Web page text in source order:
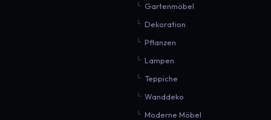
Gartenmöbel
Dekoration
Pflanzen
Lampen
Teppiche
Wanddeko
Moderne Möbel